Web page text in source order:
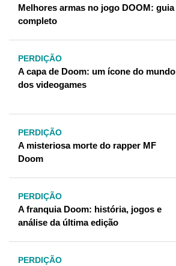
Melhores armas no jogo DOOM: guia
completo
PERDIÇÃO
A capa de Doom: um ícone do mundo
dos videogames
PERDIÇÃO
A misteriosa morte do rapper MF
Doom
PERDIÇÃO
A franquia Doom: história, jogos e
análise da última edição
PERDIÇÃO